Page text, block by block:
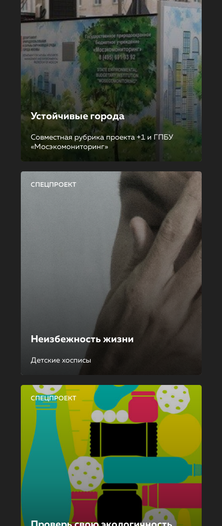
Устойчивые города
Совместная рубрика проекта +1 и ГПБУ
«Мосэкомониторинг»
СПЕЦПРОЕКТ
Неизбежность жизни
Детские хосписы
СПЕЦПРОЕКТ